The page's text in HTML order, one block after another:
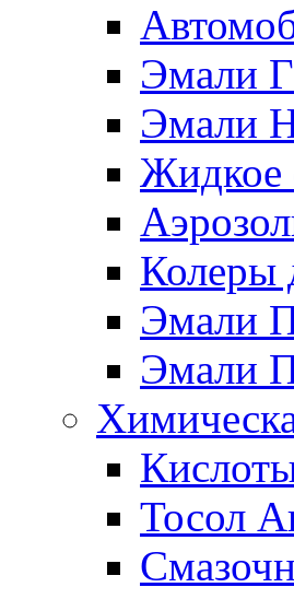
Эмали
Эмали
Жидкое
Колеры
Эмали
Эмали
Тосол